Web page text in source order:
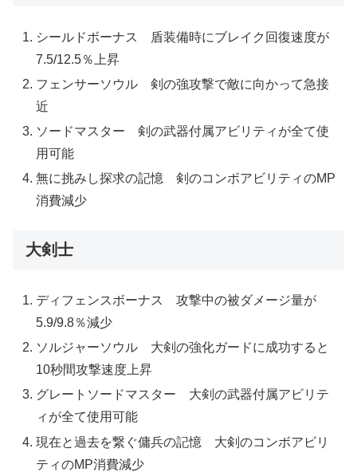
シールドボーナス 盾装備時にブレイク回復速度が
7.5/12.5％上昇
フェンサーソウル 剣の強攻撃で敵に向かって急接
近
ソードマスター 剣の武器付属アビリティが全て使
用可能
無に挑みし探求の記憶 剣のコンボアビリティのMP
消費減少
大剣士
ディフェンスボーナス 攻撃中の被ダメージ量が
5.9/9.8％減少
ソルジャーソウル 大剣の強化ガードに成功すると
10秒間攻撃速度上昇
グレートソードマスター 大剣の武器付属アビリテ
ィが全て使用可能
現在と過去を繋ぐ傭兵の記憶 大剣のコンボアビリ
ティのMP消費減少